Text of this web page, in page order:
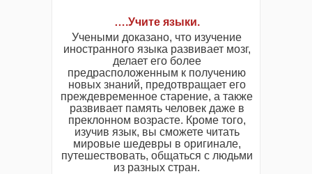
….Учите языки.
Учеными доказано, что изучение
иностранного языка развивает мозг,
делает его более
предрасположенным к получению
новых знаний, предотвращает его
преждевременное старение, а также
развивает память человек даже в
преклонном возрасте. Кроме того,
изучив язык, вы сможете читать
мировые шедевры в оригинале,
путешествовать, общаться с людьми
из разных стран.